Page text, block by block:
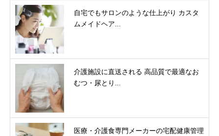
自宅でもサロンのような仕上がり カスタ
ムメイドヘア...
介護施設に直送される 高品質で最適なお
むつ・尿とり...
医療・介護食専門メーカーの宅配健康管理